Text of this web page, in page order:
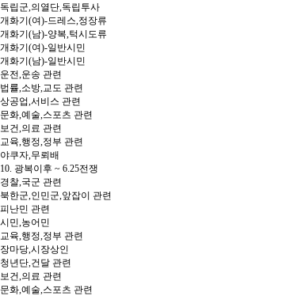
독립군,의열단,독립투사
개화기(여)-드레스,정장류
개화기(남)-양복,턱시도류
개화기(여)-일반시민
개화기(남)-일반시민
운전,운송 관련
법률,소방,교도 관련
상공업,서비스 관련
문화,예술,스포츠 관련
보건,의료 관련
교육,행정,정부 관련
야쿠자,무뢰배
10. 광복이후 ~ 6.25전쟁
경찰,국군 관련
북한군,인민군,앞잡이 관련
피난민 관련
시민,농어민
교육,행정,정부 관련
장마당,시장상인
청년단,건달 관련
보건,의료 관련
문화,예술,스포츠 관련